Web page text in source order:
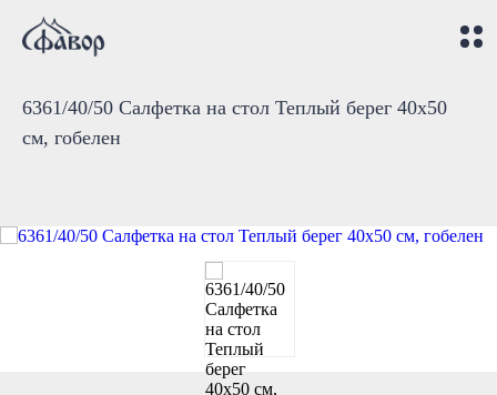
6361/40/50 Салфетка на стол Теплый берег 40х50
см, гобелен